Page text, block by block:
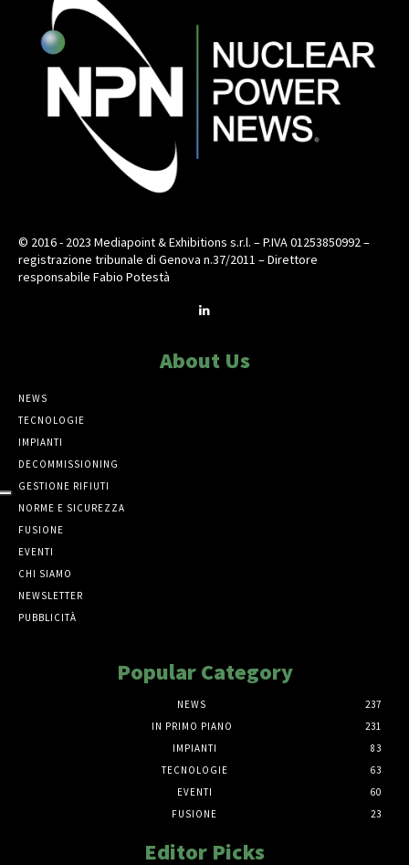
© 2016 - 2023 Mediapoint & Exhibitions s.r.l. – P.IVA 01253850992 –
registrazione tribunale di Genova n.37/2011 – Direttore
responsabile Fabio Potestà
About Us
NEWS
TECNOLOGIE
IMPIANTI
DECOMMISSIONING
GESTIONE RIFIUTI
NORME E SICUREZZA
FUSIONE
EVENTI
CHI SIAMO
NEWSLETTER
PUBBLICITÀ
Popular Category
NEWS
237
IN PRIMO PIANO
231
IMPIANTI
83
TECNOLOGIE
63
EVENTI
60
FUSIONE
23
Editor Picks